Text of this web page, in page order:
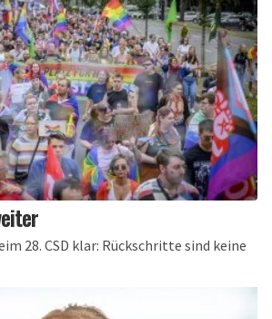
28. CSD klar: Rückschritte sind keine